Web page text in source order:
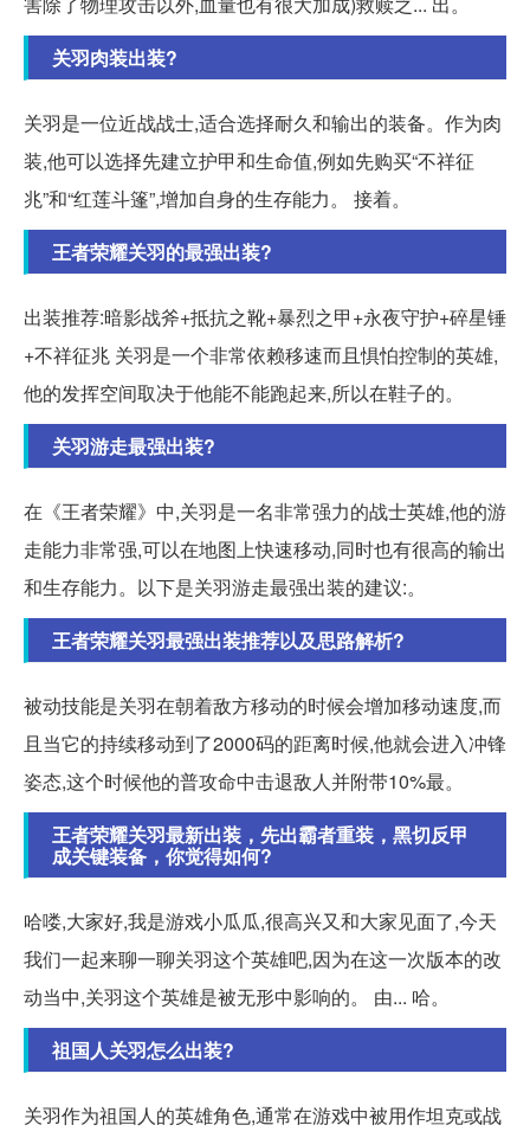
关羽肉装出装?
关羽是一位近战战士,适合选择耐久和输出的装备。作为肉
装,他可以选择先建立护甲和生命值,例如先购买“不祥征
兆”和“红莲斗篷”,增加自身的生存能力。 接着。
王者荣耀关羽的最强出装?
出装推荐:暗影战斧+抵抗之靴+暴烈之甲+永夜守护+碎星锤
+不祥征兆 关羽是一个非常依赖移速而且惧怕控制的英雄,
他的发挥空间取决于他能不能跑起来,所以在鞋子的。
关羽游走最强出装?
在《王者荣耀》中,关羽是一名非常强力的战士英雄,他的游
走能力非常强,可以在地图上快速移动,同时也有很高的输出
和生存能力。以下是关羽游走最强出装的建议:。
王者荣耀关羽最强出装推荐以及思路解析?
被动技能是关羽在朝着敌方移动的时候会增加移动速度,而
且当它的持续移动到了2000码的距离时候,他就会进入冲锋
姿态,这个时候他的普攻命中击退敌人并附带10%最。
王者荣耀关羽最新出装，先出霸者重装，黑切反甲
成关键装备，你觉得如何?
哈喽,大家好,我是游戏小瓜瓜,很高兴又和大家见面了,今天
我们一起来聊一聊关羽这个英雄吧,因为在这一次版本的改
动当中,关羽这个英雄是被无形中影响的。 由... 哈。
祖国人关羽怎么出装?
关羽作为祖国人的英雄角色,通常在游戏中被用作坦克或战